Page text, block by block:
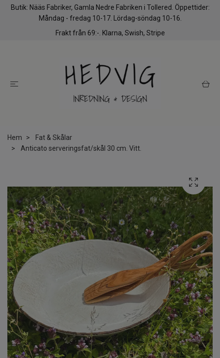
Butik: Nääs Fabriker, Gamla Nedre Fabriken i Tollered. Öppettider:
Måndag - fredag 10-17. Lördag-söndag 10-16.
Frakt från 69:-. Klarna, Swish, Stripe
Hem
Fat & Skålar
Anticato serveringsfat/skål 30 cm. Vitt.